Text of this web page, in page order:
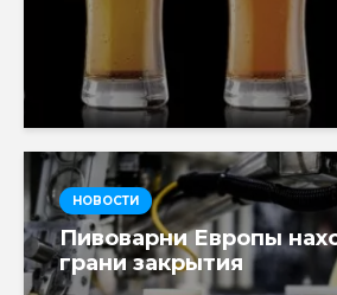
НОВОСТИ
Пивоварни Европы
грани закрытия